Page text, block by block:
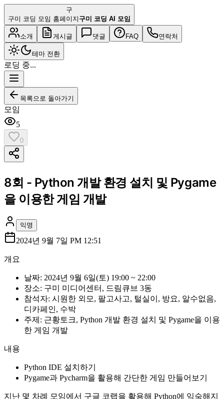
구
구미 코딩 모임 홈페이지 구미 코딩 AI 모임
소개 게시글 댓글 FAQ 연락처
테마 전환
로딩 중...
목록으로 돌아가기
모임
5
0
8회 - Python 개발 환경 설치 및 Pygame
을 이용한 게임 개발
익명
2024년 9월 7일 PM 12:51
개요
날짜: 2024년 9월 6일(토) 19:00 ~ 22:00
장소: 구미 미디어센터, 드림큐브 3동
참석자: 시원한 외모, 팔고사고, 털실이, 방요, 알수없음,
디카페인, 수박
주제: 근황토크, Python 개발 환경 설치 및 Pygame을 이용
한 게임 개발
내용
Python IDE 설치하기
Pygame과 Pycharm을 활용해 간단한 게임 만들어보기
지난 몇 차례 모임에서 구글 코랩을 활용해 Python에 익숙해지